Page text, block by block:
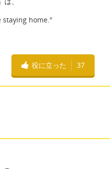
staying home."
役に立った 37